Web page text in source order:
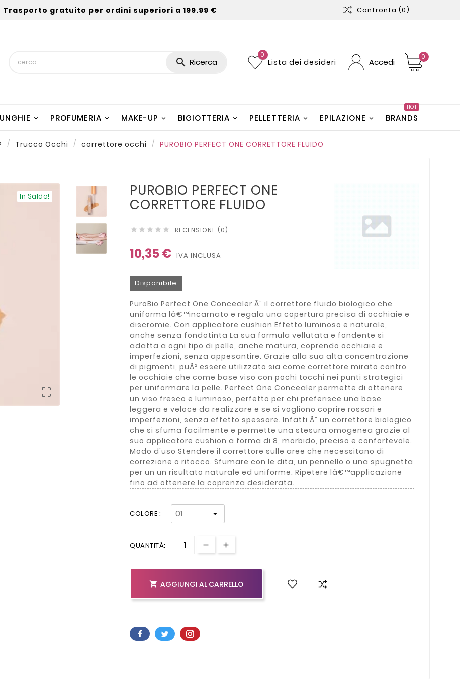
Trasporto gratuito per ordini superiori a 199.99 € Confronta (0)
 Ricerca
0
Lista dei desideri Accedi
0
PROFUMERIA MAKE-UP BIGIOTTERIA PELLETTERIA EPILAZIONE BRANDS
HOT
Trucco Occhi correttore occhi PUROBIO PERFECT ONE CORRETTORE FLUIDO
In Saldo!

PUROBIO PERFECT ONE
CORRETTORE FLUIDO
     RECENSIONE (0)
10,35 € IVA INCLUSA
Disponibile
PuroBio Perfect One Concealer Ã¨ il correttore fluido biologico che
uniforma lâ€™incarnato e regala una copertura precisa di occhiaie e
discromie. Con applicatore cushion Effetto luminoso e naturale,
anche senza fondotinta La sua formula vellutata e fondente si
adatta a ogni tipo di pelle, anche matura, coprendo occhiaie e
imperfezioni, senza appesantire. Grazie alla sua alta concentrazione
di pigmenti, puÃ² essere utilizzato sia come correttore mirato contro
le occhiaie che come base viso con pochi tocchi nei punti strategici
per uniformare la pelle. Perfect One Concealer permette di ottenere
un viso fresco e luminoso, perfetto per chi preferisce una base
leggera e veloce da realizzare e se si vogliono coprire rossori e
imperfezioni, senza effetto spessore. Infatti Ã¨ un correttore biologico
che si sfuma facilmente e permette una stesura omogenea grazie al
suo applicatore cushion a forma di 8, morbido, preciso e confortevole.
Modo d'uso Stendere il correttore sulle aree che necessitano di
correzione o ritocco. Sfumare con le dita, un pennello o una spugnetta
per un un risultato naturale ed uniforme. Ripetere lâ€™applicazione
fino ad ottenere la coprenza desiderata.
COLORE :
QUANTITÀ:
 AGGIUNGI AL CARRELLO